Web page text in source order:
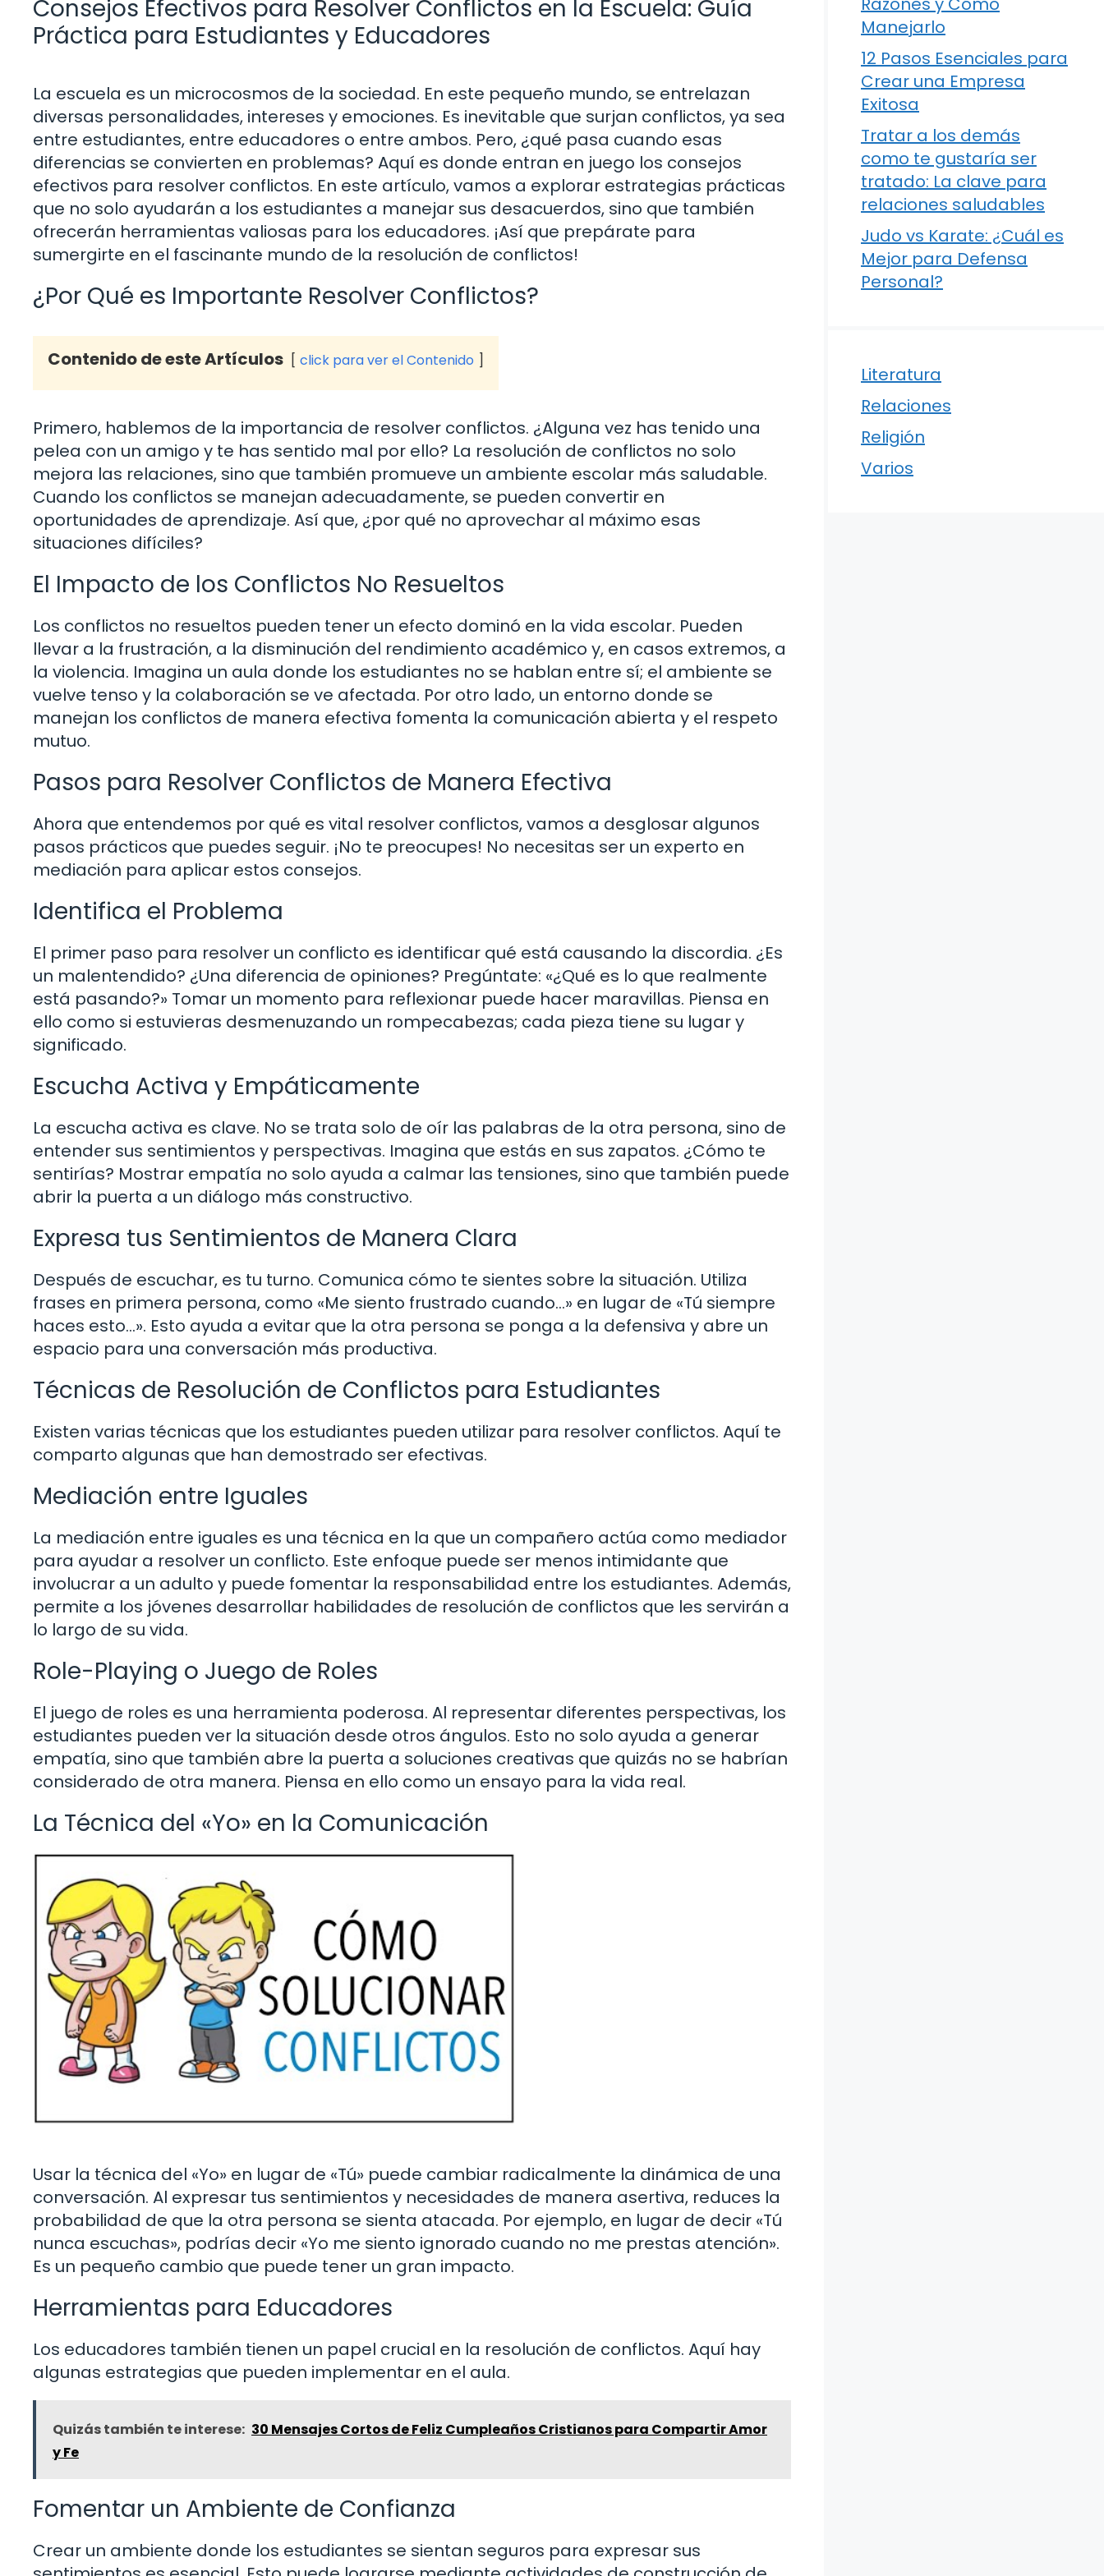
Consejos Efectivos para Resolver Conflictos en la Escuela: Guía
Práctica para Estudiantes y Educadores
La escuela es un microcosmos de la sociedad. En este pequeño mundo, se entrelazan
diversas personalidades, intereses y emociones. Es inevitable que surjan conflictos, ya sea
entre estudiantes, entre educadores o entre ambos. Pero, ¿qué pasa cuando esas
diferencias se convierten en problemas? Aquí es donde entran en juego los consejos
efectivos para resolver conflictos. En este artículo, vamos a explorar estrategias prácticas
que no solo ayudarán a los estudiantes a manejar sus desacuerdos, sino que también
ofrecerán herramientas valiosas para los educadores. ¡Así que prepárate para
sumergirte en el fascinante mundo de la resolución de conflictos!
¿Por Qué es Importante Resolver Conflictos?
Contenido de este Artículos click para ver el Contenido
Primero, hablemos de la importancia de resolver conflictos. ¿Alguna vez has tenido una
pelea con un amigo y te has sentido mal por ello? La resolución de conflictos no solo
mejora las relaciones, sino que también promueve un ambiente escolar más saludable.
Cuando los conflictos se manejan adecuadamente, se pueden convertir en
oportunidades de aprendizaje. Así que, ¿por qué no aprovechar al máximo esas
situaciones difíciles?
El Impacto de los Conflictos No Resueltos
Los conflictos no resueltos pueden tener un efecto dominó en la vida escolar. Pueden
llevar a la frustración, a la disminución del rendimiento académico y, en casos extremos, a
la violencia. Imagina un aula donde los estudiantes no se hablan entre sí; el ambiente se
vuelve tenso y la colaboración se ve afectada. Por otro lado, un entorno donde se
manejan los conflictos de manera efectiva fomenta la comunicación abierta y el respeto
mutuo.
Pasos para Resolver Conflictos de Manera Efectiva
Ahora que entendemos por qué es vital resolver conflictos, vamos a desglosar algunos
pasos prácticos que puedes seguir. ¡No te preocupes! No necesitas ser un experto en
mediación para aplicar estos consejos.
Identifica el Problema
El primer paso para resolver un conflicto es identificar qué está causando la discordia. ¿Es
un malentendido? ¿Una diferencia de opiniones? Pregúntate: «¿Qué es lo que realmente
está pasando?» Tomar un momento para reflexionar puede hacer maravillas. Piensa en
ello como si estuvieras desmenuzando un rompecabezas; cada pieza tiene su lugar y
significado.
Escucha Activa y Empáticamente
La escucha activa es clave. No se trata solo de oír las palabras de la otra persona, sino de
entender sus sentimientos y perspectivas. Imagina que estás en sus zapatos. ¿Cómo te
sentirías? Mostrar empatía no solo ayuda a calmar las tensiones, sino que también puede
abrir la puerta a un diálogo más constructivo.
Expresa tus Sentimientos de Manera Clara
Después de escuchar, es tu turno. Comunica cómo te sientes sobre la situación. Utiliza
frases en primera persona, como «Me siento frustrado cuando…» en lugar de «Tú siempre
haces esto…». Esto ayuda a evitar que la otra persona se ponga a la defensiva y abre un
espacio para una conversación más productiva.
Técnicas de Resolución de Conflictos para Estudiantes
Existen varias técnicas que los estudiantes pueden utilizar para resolver conflictos. Aquí te
comparto algunas que han demostrado ser efectivas.
Mediación entre Iguales
La mediación entre iguales es una técnica en la que un compañero actúa como mediador
para ayudar a resolver un conflicto. Este enfoque puede ser menos intimidante que
involucrar a un adulto y puede fomentar la responsabilidad entre los estudiantes. Además,
permite a los jóvenes desarrollar habilidades de resolución de conflictos que les servirán a
lo largo de su vida.
Role-Playing o Juego de Roles
El juego de roles es una herramienta poderosa. Al representar diferentes perspectivas, los
estudiantes pueden ver la situación desde otros ángulos. Esto no solo ayuda a generar
empatía, sino que también abre la puerta a soluciones creativas que quizás no se habrían
considerado de otra manera. Piensa en ello como un ensayo para la vida real.
La Técnica del «Yo» en la Comunicación
Usar la técnica del «Yo» en lugar de «Tú» puede cambiar radicalmente la dinámica de una
conversación. Al expresar tus sentimientos y necesidades de manera asertiva, reduces la
probabilidad de que la otra persona se sienta atacada. Por ejemplo, en lugar de decir «Tú
nunca escuchas», podrías decir «Yo me siento ignorado cuando no me prestas atención».
Es un pequeño cambio que puede tener un gran impacto.
Herramientas para Educadores
Los educadores también tienen un papel crucial en la resolución de conflictos. Aquí hay
algunas estrategias que pueden implementar en el aula.
Quizás también te interese: 30 Mensajes Cortos de Feliz Cumpleaños Cristianos para Compartir Amor
y Fe
Fomentar un Ambiente de Confianza
Crear un ambiente donde los estudiantes se sientan seguros para expresar sus
Manejarlo
12 Pasos Esenciales para
Crear una Empresa
Exitosa
Tratar a los demás
como te gustaría ser
tratado: La clave para
relaciones saludables
Judo vs Karate: ¿Cuál es
Mejor para Defensa
Personal?
Literatura
Relaciones
Religión
Varios